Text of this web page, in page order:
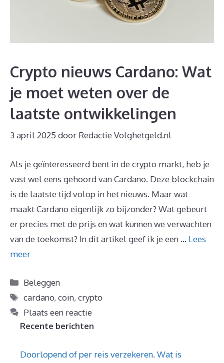
Crypto nieuws Cardano: Wat
je moet weten over de
laatste ontwikkelingen
3 april 2025 door Redactie Volghetgeld.nl
Als je geïnteresseerd bent in de crypto markt, heb je
vast wel eens gehoord van Cardano. Deze blockchain
is de laatste tijd volop in het nieuws. Maar wat
maakt Cardano eigenlijk zo bijzonder? Wat gebeurt
er precies met de prijs en wat kunnen we verwachten
van de toekomst? In dit artikel geef ik je een … Lees
meer
Categorieën
Beleggen
Tags
cardano,coin,crypto
Plaats een reactie
Recente berichten
Doorlopend of per reis verzekeren. Wat is